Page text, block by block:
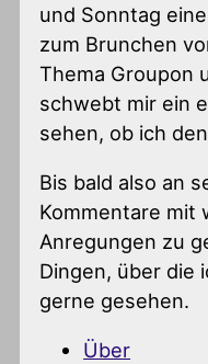
und Sonntag
zum Brunchen
Thema Groupon
schwebt mir ein
sehen, ob ich
Bis bald also an
Kommentare mit
Anregungen zu
Dingen, über die
gerne gesehen.
Über